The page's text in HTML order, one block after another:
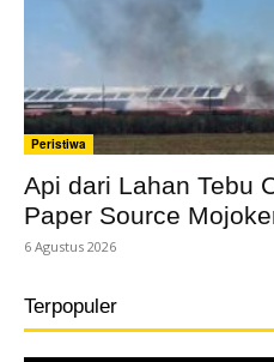
Peristiwa
Api dari Lahan Tebu
Paper Source
6 Agustus 2026
Terpopuler